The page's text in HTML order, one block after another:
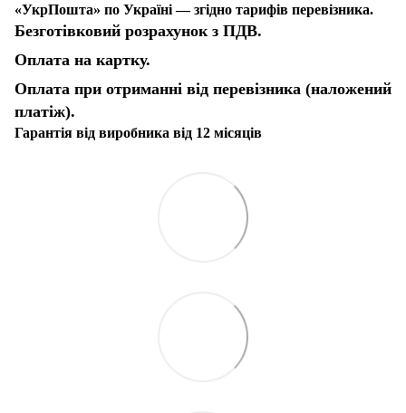
«УкрПошта» по Україні — згідно тарифів перевізника.
Безготівковий розрахунок з ПДВ.
Оплата на картку.
Оплата при отриманні від перевізника (наложений
платіж).
Гарантія від виробника від 12 місяців